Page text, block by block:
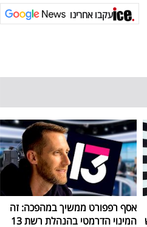
עקבו אחרינו
אסף רפפורט ממשיך במהפכה: זה
המינוי הדרמטי בהנהלת רשת 13